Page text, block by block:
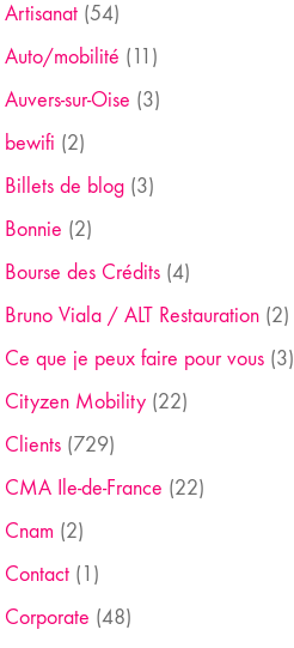
Artisanat(54)
Auto/mobilité (11)
Auvers-sur-Oise (3)
bewifi (2)
Billets de blog(3)
Bonnie (2)
Bourse des Crédits(4)
Bruno Viala / ALT Restauration(2)
Ce que je peux faire pour vous(3)
Cityzen Mobility(22)
Clients(729)
CMA Ile-de-France (22)
Cnam (2)
Contact(1)
Corporate (48)